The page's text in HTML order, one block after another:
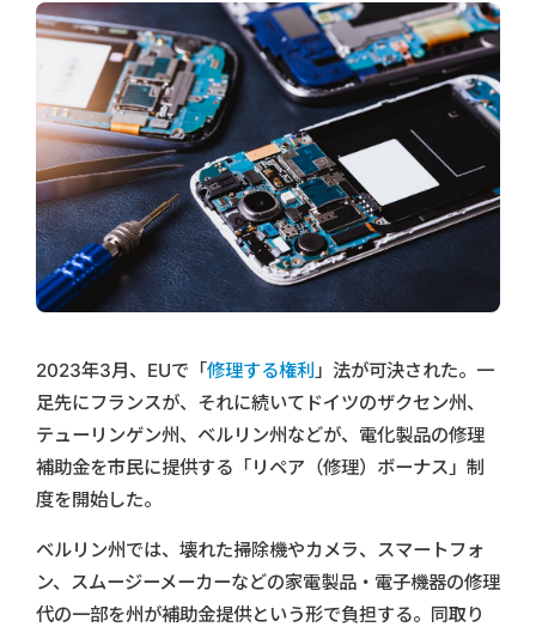
2023年3月、EUで「修理する権利 」法が可決された。一
足先にフランスが、それに続いてドイツのザクセン州、
テューリンゲン州、ベルリン州などが、電化製品の修理
補助金を市民に提供する「リペア（修理）ボーナス」制
度を開始した。
ベルリン州では、壊れた掃除機やカメラ、スマートフォ
ン、スムージーメーカーなどの家電製品・電子機器の修理
代の一部を州が補助金提供という形で負担する。同取り